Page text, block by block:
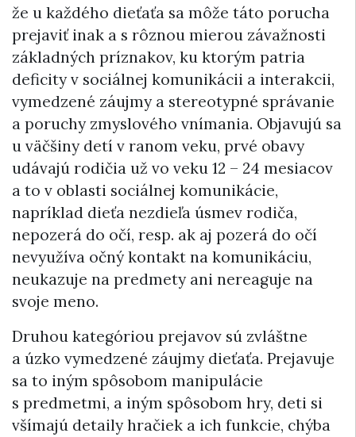
že u každého dieťaťa sa môže táto porucha
prejaviť inak a s rôznou mierou závažnosti
základných príznakov, ku ktorým patria
deficity v sociálnej komunikácii a interakcii,
vymedzené záujmy a stereotypné správanie
a poruchy zmyslového vnímania. Objavujú sa
u väčšiny detí v ranom veku, prvé obavy
udávajú rodičia už vo veku 12 – 24 mesiacov
a to v oblasti sociálnej komunikácie,
napríklad dieťa nezdieľa úsmev rodiča,
nepozerá do očí, resp. ak aj pozerá do očí
nevyužíva očný kontakt na komunikáciu,
neukazuje na predmety ani nereaguje na
svoje meno.
Druhou kategóriou prejavov sú zvláštne
a úzko vymedzené záujmy dieťaťa. Prejavuje
sa to iným spôsobom manipulácie
s predmetmi, a iným spôsobom hry, deti si
všímajú detaily hračiek a ich funkcie, chýba